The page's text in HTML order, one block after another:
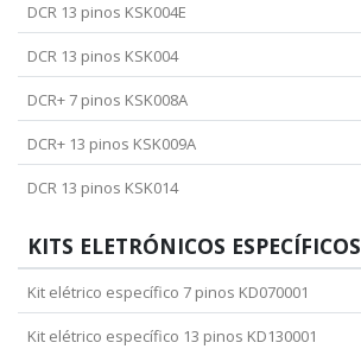
DCR 13 pinos KSK004E
DCR 13 pinos KSK004
DCR+ 7 pinos KSK008A
DCR+ 13 pinos KSK009A
DCR 13 pinos KSK014
KITS ELETRÓNICOS ESPECÍFICOS
Kit elétrico específico 7 pinos KD070001
Kit elétrico específico 13 pinos KD130001